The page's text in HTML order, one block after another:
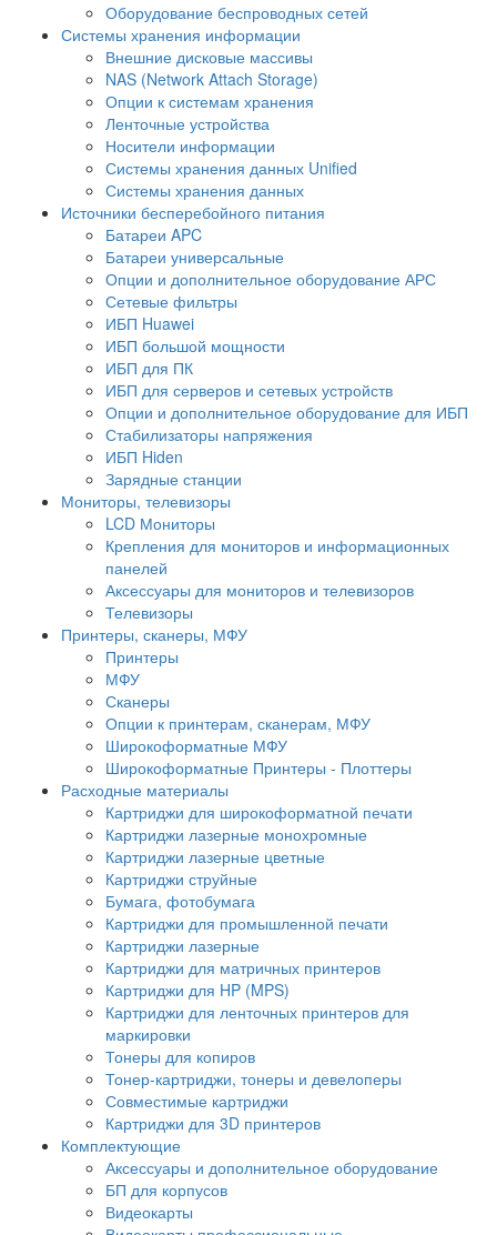
Оборудование беспроводных сетей
Системы хранения информации
Внешние дисковые массивы
NAS (Network Attach Storage)
Опции к системам хранения
Ленточные устройства
Носители информации
Системы хранения данных Unified
Системы хранения данных
Источники бесперебойного питания
Батареи APC
Батареи универсальные
Опции и дополнительное оборудование АРС
Сетевые фильтры
ИБП Huawei
ИБП большой мощности
ИБП для ПК
ИБП для серверов и сетевых устройств
Опции и дополнительное оборудование для ИБП
Стабилизаторы напряжения
ИБП Hiden
Зарядные станции
Мониторы, телевизоры
LCD Мониторы
Крепления для мониторов и информационных
панелей
Аксессуары для мониторов и телевизоров
Телевизоры
Принтеры, сканеры, МФУ
Принтеры
МФУ
Сканеры
Опции к принтерам, сканерам, МФУ
Широкоформатные МФУ
Широкоформатные Принтеры - Плоттеры
Расходные материалы
Картриджи для широкоформатной печати
Картриджи лазерные монохромные
Картриджи лазерные цветные
Картриджи струйные
Бумага, фотобумага
Картриджи для промышленной печати
Картриджи лазерные
Картриджи для матричных принтеров
Картриджи для HP (MPS)
Картриджи для ленточных принтеров для
маркировки
Тонеры для копиров
Тонер-картриджи, тонеры и девелоперы
Совместимые картриджи
Картриджи для 3D принтеров
Комплектующие
Аксессуары и дополнительное оборудование
БП для корпусов
Видеокарты